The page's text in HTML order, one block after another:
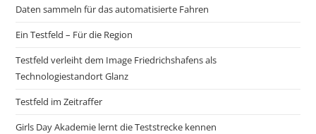
Daten sammeln für das automatisierte Fahren
Ein Testfeld – Für die Region
Testfeld verleiht dem Image Friedrichshafens als
Technologiestandort Glanz
Testfeld im Zeitraffer
Girls Day Akademie lernt die Teststrecke kennen